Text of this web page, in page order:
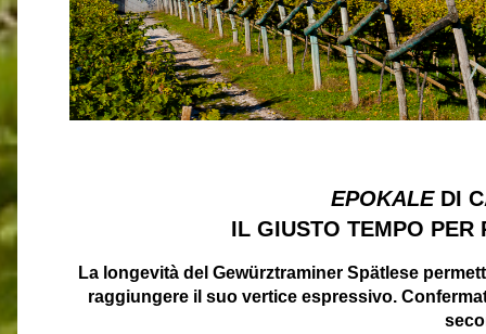
EPOKALE DI
​IL GIUSTO TEMPO PER
La longevità del Gewürztraminer Spätlese
raggiungere il suo vertice espressivo.